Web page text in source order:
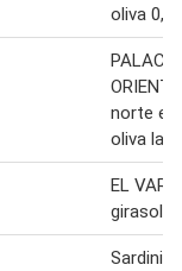
oliva
norte en
oliva
EL
girasol